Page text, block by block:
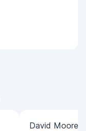
David Moore